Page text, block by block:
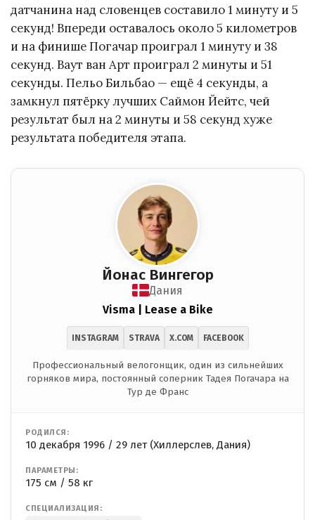
датчанина над словенцев составило 1 минуту и 5
секунд! Впереди оставалось около 5 километров
и на финише Погачар проиграл 1 минуту и 38
секунд. Ваут ван Арт проиграл 2 минуты и 51
секунды. Пельо Бильбао — ещё 4 секунды, а
замкнул пятёрку лучших Саймон Йейтс, чей
результат был на 2 минуты и 58 секунд хуже
результата победителя этапа.
Йонас Вингегор
Дания
Visma | Lease a Bike
INSTAGRAM STRAVA X.COM FACEBOOK
Профессиональный велогонщик, один из сильнейших
горняков мира, постоянный соперник Тадея Погачара на
Тур де Франс
РОДИЛСЯ:
10 декабря 1996 / 29 лет (Хиллерслев, Дания)
ПАРАМЕТРЫ:
175 см / 58 кг
СПЕЦИАЛИЗАЦИЯ: